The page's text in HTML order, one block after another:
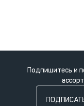
Подпишитесь и